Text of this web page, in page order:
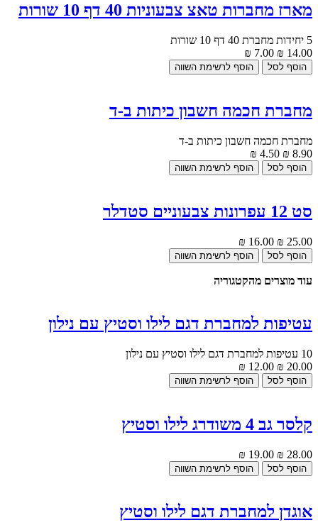
מארז מחברות טאצ צבעוניות 40 דף 10 שורות
5 יחידות מחברת 40 דף 10 שורות
14.00 ₪
7.00 ₪
מחברת חכמה חשבון כיתות ב-ד
מחברת חכמה חשבון כיתות ב-ד
8.90 ₪
4.50 ₪
סט 12 עפרונות צבעוניים סטדלר
25.00 ₪
16.00 ₪
עוד מוצרים מהקטגוריה
עטיפות למחברת דגם לילו וסטיץ עם נילון
10 עטיפות למחברת דגם לילו וסטיץ עם נילון
20.00 ₪
12.00 ₪
קלסר גב 4 משודרג לילו וסטיץ
28.00 ₪
19.00 ₪
אוגדן למחברת דגם לילו וסטיץ